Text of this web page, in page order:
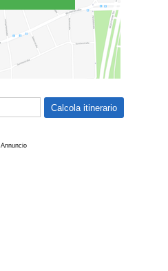
Annuncio